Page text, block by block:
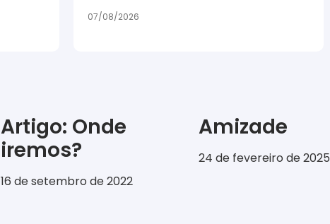
07/08/2026
Artigo: Onde
iremos?
16 de setembro de 2022
Amizade
24 de fevereiro de 2025